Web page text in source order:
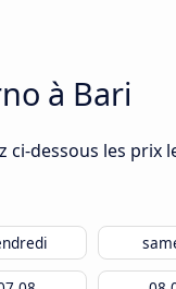
à Bari
dessous les prix